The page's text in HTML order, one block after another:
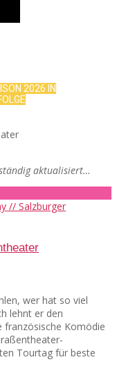
2026 IN
ständig aktualisiert…
wer hat so viel
lehnt er den
französische Komödie
Tourtag für beste